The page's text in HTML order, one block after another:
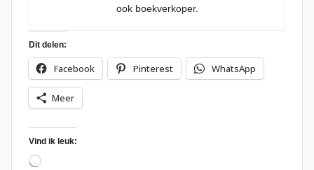
ook boekverkoper.
Dit delen:
Facebook Pinterest WhatsApp
Meer
Vind ik leuk:
Aan